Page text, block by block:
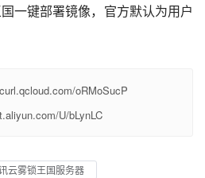
一键部署镜像，官方默认为用户
oRMoSucP
U/bLynLC
云雾锁王国服务器